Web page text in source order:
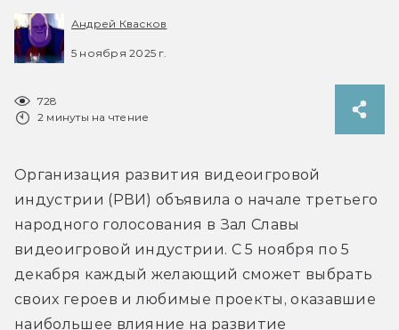
Андрей Квасков
5 ноября 2025 г.
728
2 минуты на чтение
Организация развития видеоигровой
индустрии (РВИ) объявила о начале третьего
народного голосования в Зал Славы
видеоигровой индустрии. С 5 ноября по 5
декабря каждый желающий сможет выбрать
своих героев и любимые проекты, оказавшие
наибольшее влияние на развитие